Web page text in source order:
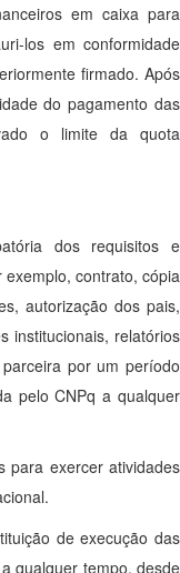
em caixa para
los em conformidade
firmado. Após
do pagamento das
o limite da quota
dos requisitos e
contrato, cópia
autorização dos pais,
institucionais, relatórios
por um período
pelo CNPq a qualquer
para exercer atividades
de execução das
qualquer tempo, desde